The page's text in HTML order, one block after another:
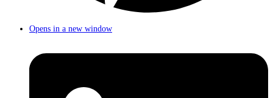
Opens in a new window